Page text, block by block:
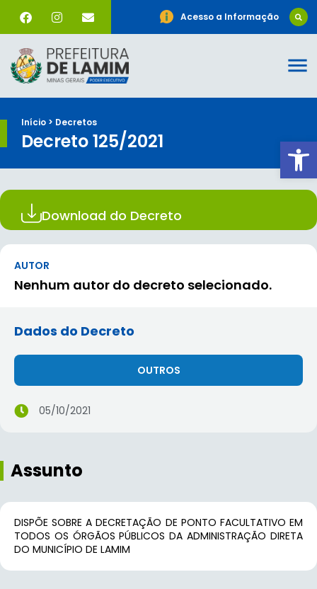
Acesso a Informação
Início > Decretos
Decreto 125/2021
Download do Decreto
AUTOR
Nenhum autor do decreto selecionado.
Dados do Decreto
OUTROS
05/10/2021
Assunto
DISPÕE SOBRE A DECRETAÇÃO DE PONTO FACULTATIVO EM
TODOS OS ÓRGÃOS PÚBLICOS DA ADMINISTRAÇÃO DIRETA
DO MUNICÍPIO DE LAMIM